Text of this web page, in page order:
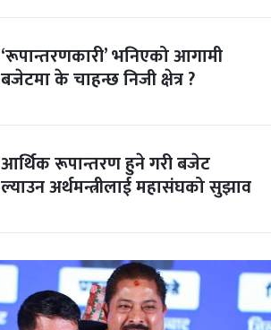
‘रूपान्तरणकारी’ भनिएको आगामी
बजेटमा के चाहन्छ निजी क्षेत्र ?
आर्थिक रूपान्तरण हुने गरी बजेट
ल्याउन अर्थमन्त्रीलाई महासंघको सुझाव